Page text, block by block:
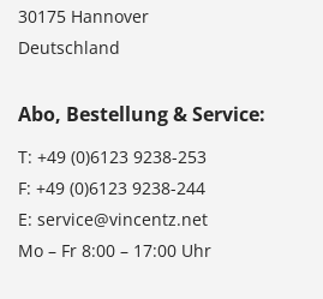
30175 Hannover
Deutschland
Abo, Bestellung & Service:
T: +49 (0)6123 9238-253
F: +49 (0)6123 9238-244
E: service@vincentz.net
Mo – Fr 8:00 – 17:00 Uhr